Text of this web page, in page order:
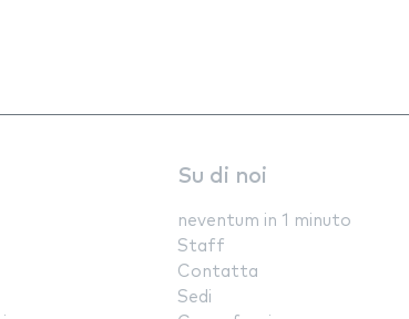
Su di noi
neventum in 1 minuto
Staff
Contatta
Sedi